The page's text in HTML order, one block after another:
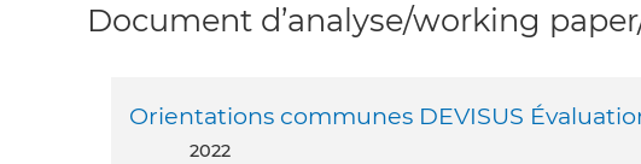
Document d’analyse/working
Orientations communes DEVISUS
2022